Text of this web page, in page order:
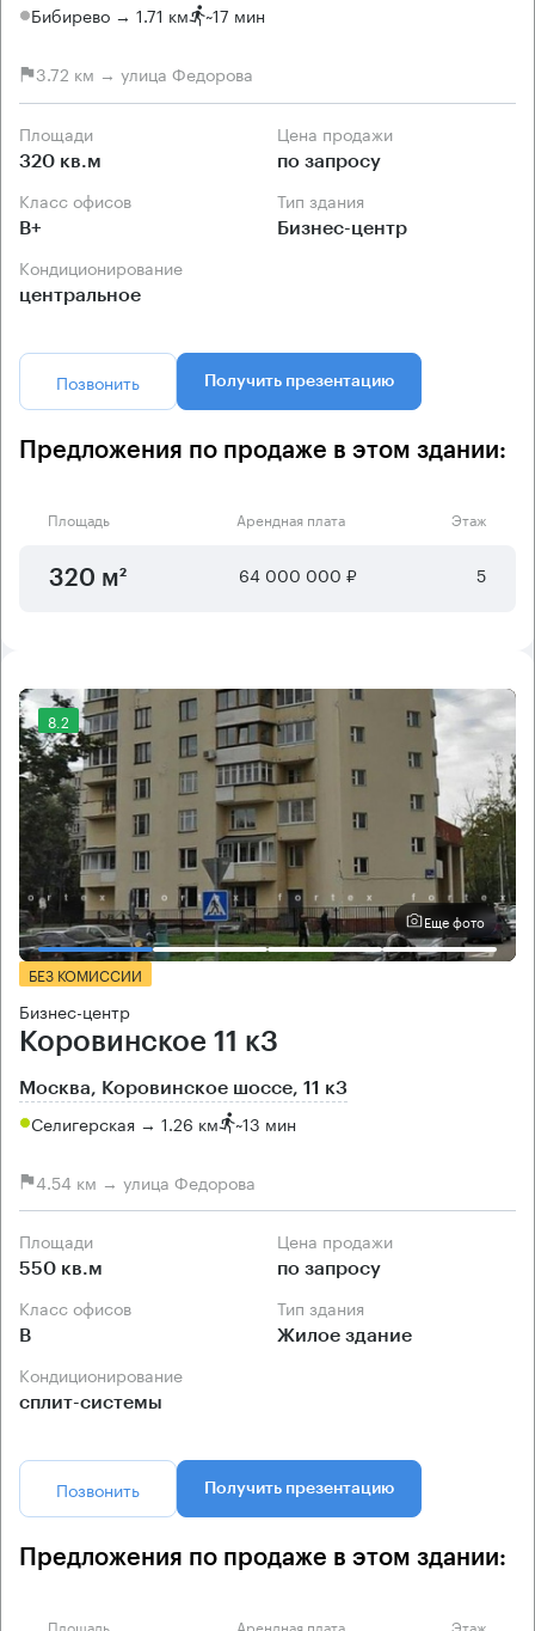
Бибирево → 1.71 км ~17 мин
3.72 км → улица Федорова
Площади
320 кв.м
Цена продажи
по запросу
Класс офисов
B+
Тип здания
Бизнес-центр
Кондиционирование
центральное
Позвонить Получить презентацию
Предложения по продаже в этом здании:
Площадь Арендная плата Этаж
320 м² 64 000 000 ₽ 5
8.2
Еще фото
БЕЗ КОМИССИИ
Бизнес-центр
Коровинское 11 к3
Москва, Коровинское шоссе, 11 к3
Селигерская → 1.26 км ~13 мин
4.54 км → улица Федорова
Площади
550 кв.м
Цена продажи
по запросу
Класс офисов
B
Тип здания
Жилое здание
Кондиционирование
сплит-системы
Позвонить Получить презентацию
Предложения по продаже в этом здании:
Площадь Арендная плата Этаж